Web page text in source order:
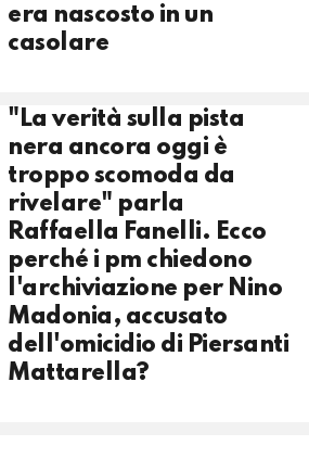
era nascosto in un
casolare
"La verità sulla pista
nera ancora oggi è
troppo scomoda da
rivelare" parla
Raffaella Fanelli. Ecco
perché i pm chiedono
l'archiviazione per Nino
Madonia, accusato
dell'omicidio di Piersanti
Mattarella?